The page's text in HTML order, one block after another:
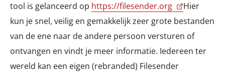
tool is gelanceerd op https://filesender.org
Hier
kun je snel, veilig en gemakkelijk zeer grote bestanden
van de ene naar de andere persoon versturen of
ontvangen en vindt je meer informatie. Iedereen ter
wereld kan een eigen (rebranded) Filesender